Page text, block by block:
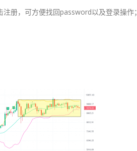
册，可方便找回password以及登录操作；